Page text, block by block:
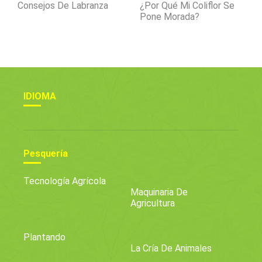
Consejos De Labranza
¿Por Qué Mi Coliflor Se
Pone Morada?
IDIOMA
Pesquería
Tecnología Agrícola
Maquinaria De
Agricultura
Plantando
La Cría De Animales